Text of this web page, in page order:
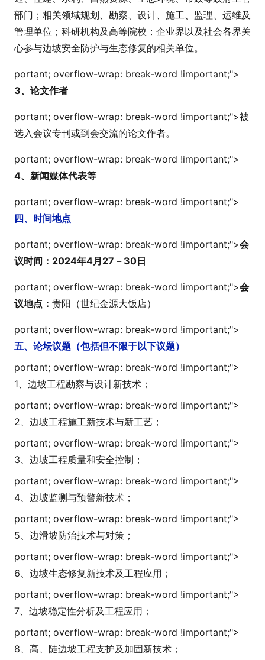
部门；相关领域规划、勘察、设计、施工、监理、运维及
管理单位；科研机构及高等院校；企业界以及社会各界关
心参与边坡安全防护与生态修复的相关单位。
portant; overflow-wrap: break-word !important;">
3、论文作者
portant; overflow-wrap: break-word !important;">被
选入会议专刊或到会交流的论文作者。
portant; overflow-wrap: break-word !important;">
4、新闻媒体代表等
portant; overflow-wrap: break-word !important;">
四、时间地点
portant; overflow-wrap: break-word !important;">会
议时间：2024年4月27－30日
portant; overflow-wrap: break-word !important;">会
议地点： 贵阳（世纪金源大饭店）
portant; overflow-wrap: break-word !important;">
五、论坛议题（包括但不限于以下议题）
portant; overflow-wrap: break-word !important;">
1、边坡工程勘察与设计新技术；
portant; overflow-wrap: break-word !important;">
2、边坡工程施工新技术与新工艺；
portant; overflow-wrap: break-word !important;">
3、边坡工程质量和安全控制；
portant; overflow-wrap: break-word !important;">
4、边坡监测与预警新技术；
portant; overflow-wrap: break-word !important;">
5、边滑坡防治技术与对策；
portant; overflow-wrap: break-word !important;">
6、边坡生态修复新技术及工程应用；
portant; overflow-wrap: break-word !important;">
7、边坡稳定性分析及工程应用；
portant; overflow-wrap: break-word !important;">
8、高、陡边坡工程支护及加固新技术；